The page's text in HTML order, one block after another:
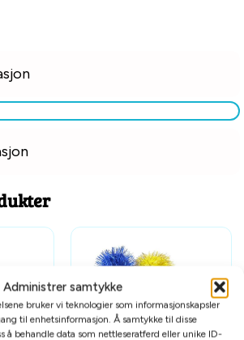
Administrer samtykke
bruker vi teknologier som informasjonskapsler
til enhetsinformasjon. Å samtykke til disse
å behandle data som nettleseratferd eller unike ID-